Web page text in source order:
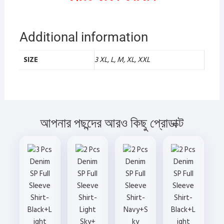
Additional information
SIZE 3 XL, L, M, XL, XXL
আপনার পছন্দের আরও কিছু প্রোডাক্ট